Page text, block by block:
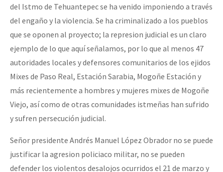
del Istmo de Tehuantepec se ha venido imponiendo a través
del engaño y la violencia. Se ha criminalizado a los pueblos
que se oponen al proyecto; la represion judicial es un claro
ejemplo de lo que aquí señalamos, por lo que al menos 47
autoridades locales y defensores comunitarios de los ejidos
Mixes de Paso Real, Estación Sarabia, Mogoñe Estación y
más recientemente a hombres y mujeres mixes de Mogoñe
Viejo, así como de otras comunidades istmeñas han sufrido
y sufren persecución judicial.
Señor presidente Andrés Manuel López Obrador no se puede
justificar la agresion policiaco militar, no se pueden
defender los violentos desalojos ocurridos el 21 de marzo y